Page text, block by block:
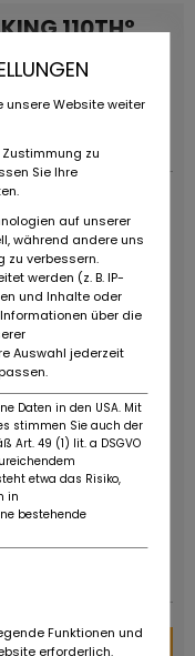
110TH°
Halt für Fans
die das
Motor
von über 8.000
von 600
alle perfekt
aber zum Verkauf,
150 Classic-,
Ruote da
Sammlung,
der in der Lage
Liebhabern von
zu erfüllen.
unsere Website weiter
zu
Sie Ihre
auf unserer
während andere uns
zu verbessern.
werden (z. B. IP-
und Inhalte oder
über die
Auswahl jederzeit
Daten in den USA. Mit
stimmen Sie auch der
Art. 49 (1) lit. a DSGVO
etwa das Risiko,
in
bestehende
Funktionen und
erforderlich.